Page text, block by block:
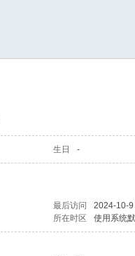
生日 -
最后访问
2024-10-
所在时区 使用系统